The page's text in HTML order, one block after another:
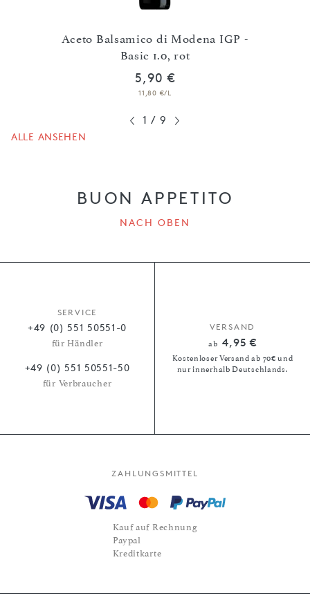
Aceto Balsamico di Modena IGP -
Basic 1.0, rot
5,90 €
11,80 €/L
1 / 9
ALLE ANSEHEN
BUON APPETITO
NACH OBEN
SERVICE
+49 (0) 551 50551-0
für Händler
+49 (0) 551 50551-50
für Verbraucher
VERSAND
ab 4,95 €
Kostenloser Versand ab 70€ und
nur innerhalb Deutschlands.
ZAHLUNGSMITTEL
Kauf auf Rechnung
Paypal
Kreditkarte